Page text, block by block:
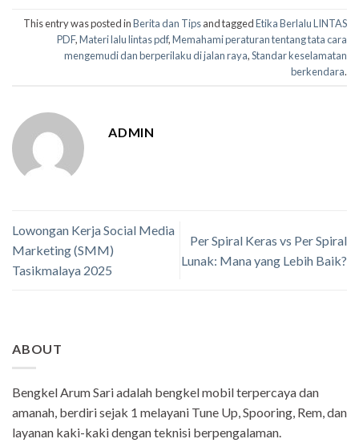
ABOUT
Bengkel Arum Sari adalah bengkel mobil terpercaya dan
amanah, berdiri sejak 1 melayani Tune Up, Spooring, Rem, dan
layanan kaki-kaki dengan teknisi berpengalaman.
This entry was posted inBerita dan Tipsand taggedEtika Berlalu LINTAS
PDF,Materi lalu lintas pdf,Memahami peraturan tentang tata cara
mengemudi dan berperilaku di jalan raya,Standar keselamatan
berkendara.
ADMIN
Lowongan Kerja Social Media
Marketing (SMM)
Tasikmalaya 2025
Per Spiral Keras vs Per Spiral
Lunak: Mana yang Lebih Baik?